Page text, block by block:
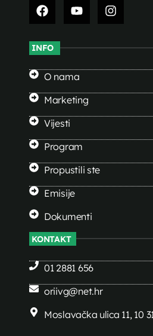
INFO
O nama
Marketing
Vijesti
Program
Propustili ste
Emisije
Dokumenti
KONTAKT
01 2881 656
oriivg@net.hr
Moslavačka ulica 11, 10